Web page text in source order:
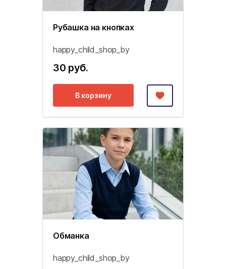
Рубашка на кнопках
happy_child_shop_by
30 руб.
В корзину
Обманка
happy_child_shop_by